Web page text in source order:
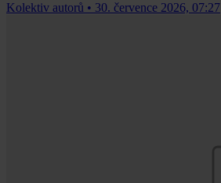
Kolektiv autorů • 30. července 2026, 07:27